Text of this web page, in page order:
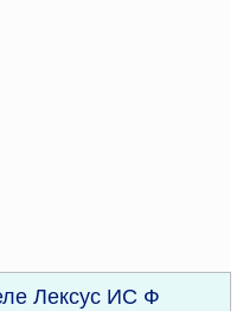
Лексус ИС Ф